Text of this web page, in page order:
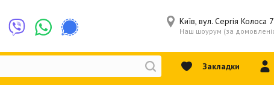
Київ, вул. Сергія Колоса 7
Наш шоурум (за
Закладки